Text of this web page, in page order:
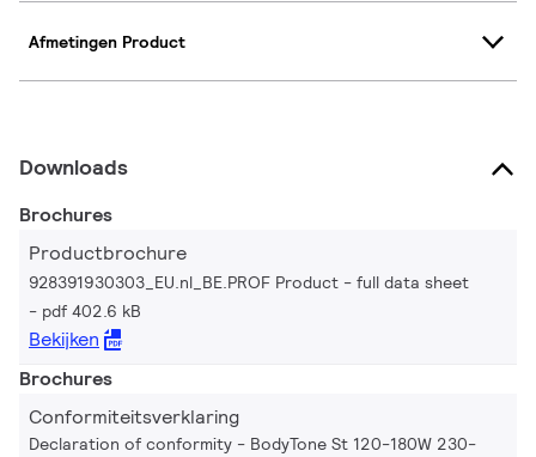
Afmetingen Product
Downloads
Brochures
Productbrochure
928391930303_EU.nl_BE.PROF Product - full data sheet
pdf 402.6 kB
Bekijken
Brochures
Conformiteitsverklaring
Declaration of conformity - BodyTone St 120-180W 230-